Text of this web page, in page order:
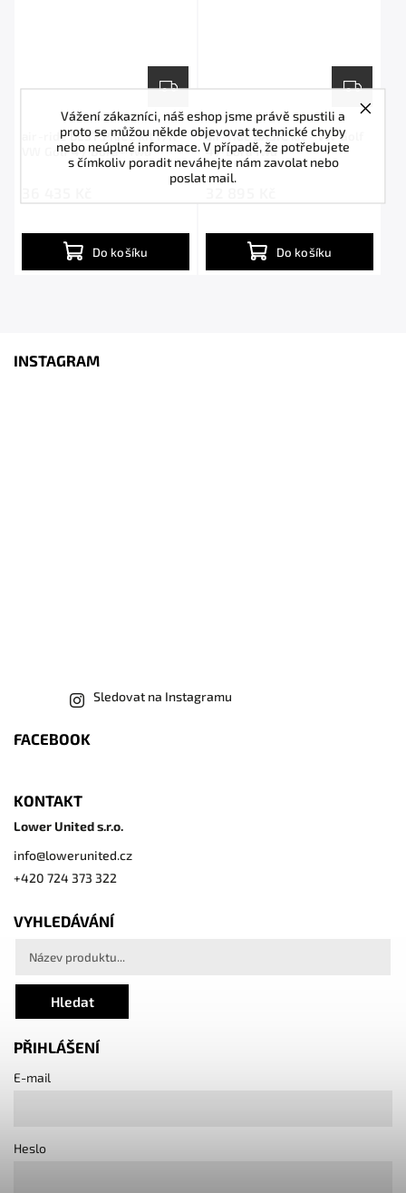
Vážení zákazníci, náš eshop jsme právě spustili a
proto se můžou někde objevovat technické chyby
nebo neúplné informace. V případě, že potřebujete
s čímkoliv poradit neváhejte nám zavolat nebo
poslat mail.
air-ride BEST PRICE kit F/R -
VW Golf 4 / Bora - fwd
Do košíku
air-ride BASIC kit - VW Golf
4 / Bora fwd
Do košíku
INSTAGRAM
Sledovat na Instagramu
FACEBOOK
KONTAKT
Lower United s.r.o.
info@lowerunited.cz
+420 724 373 322
VYHLEDÁVÁNÍ
Hledat
PŘIHLÁŠENÍ
E-mail
Heslo